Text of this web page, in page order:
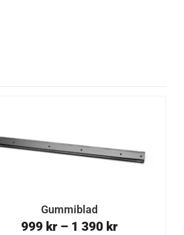
Gummiblad
999 kr – 1 390 kr